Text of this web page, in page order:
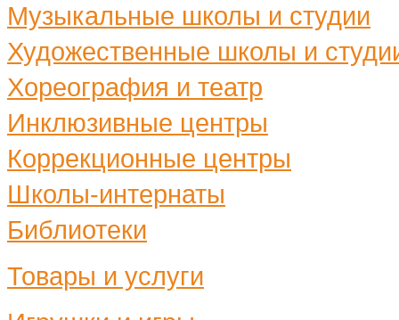
Музыкальные школы и студии
Художественные школы и
Хореография и театр
Инклюзивные центры
Коррекционные центры
Школы-интернаты
Библиотеки
Товары и услуги